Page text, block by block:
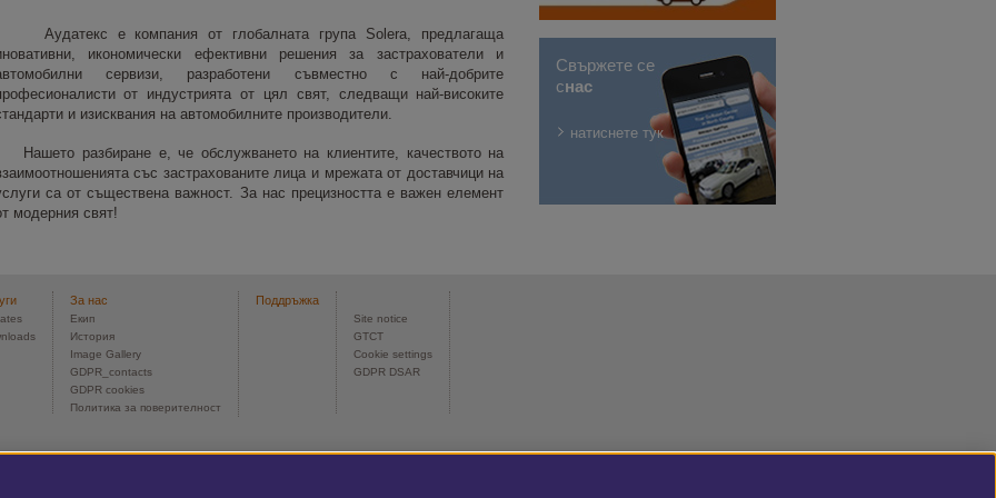
Аудатекс е компания от глобалната група Solera, предлагаща
икономически ефективни решения за застрахователи и
сервизи, разработени съвместно с най-добрите
от индустрията от цял свят, следващи най-високите
и изисквания на автомобилните производители.
Нашето разбиране е, че обслужването на клиентите, качеството на
със застрахованите лица и мрежата от доставчици на
са от съществена важност. За нас прецизността е важен елемент
модерния свят!
Свържете се
снас
натиснете тук
За нас
Екип
История
Image Gallery
GDPR_contacts
GDPR cookies
Политика за поверителност
Поддръжка
Site notice
GTCT
Cookie settings
GDPR DSAR